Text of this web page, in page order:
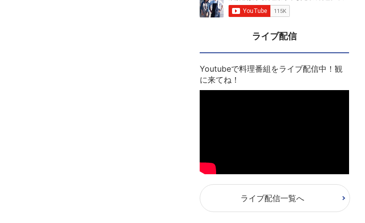
ライブ配信
Youtubeで料理番組をライブ配信中！観
に来てね！
ライブ配信一覧へ